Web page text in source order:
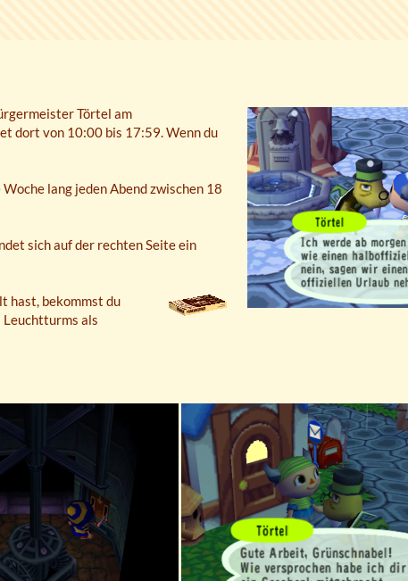
Törtel am
dort von 10:00 bis 17:59. Wenn du
lang jeden Abend zwischen 18
sich auf der rechten Seite ein
hast, bekommst du
Leuchtturms als